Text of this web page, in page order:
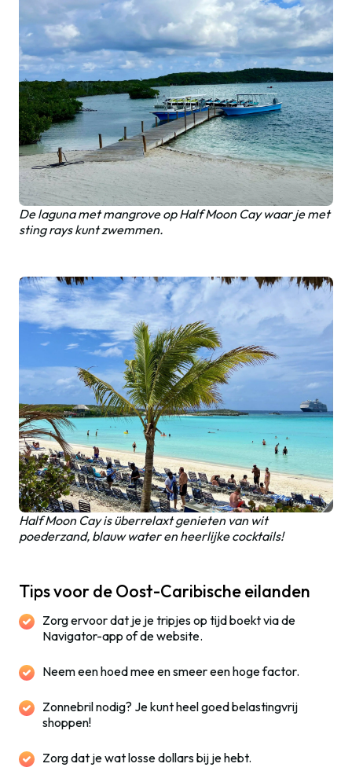
De laguna met mangrove op Half Moon Cay waar je met
sting rays kunt zwemmen.
Half Moon Cay is überrelaxt genieten van wit
poederzand, blauw water en heerlijke cocktails!
Tips voor de Oost-Caribische eilanden
Zorg ervoor dat je je tripjes op tijd boekt via de
Navigator-app of de website.
Neem een hoed mee en smeer een hoge factor.
Zonnebril nodig? Je kunt heel goed belastingvrij
shoppen!
Zorg dat je wat losse dollars bij je hebt.